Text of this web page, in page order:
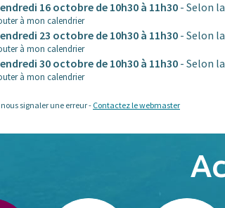
16 octobre de 10h30 à 11h30 - Selon
à mon calendrier
23 octobre de 10h30 à 11h30 - Selon
à mon calendrier
30 octobre de 10h30 à 11h30 - Selon
à mon calendrier
nous signaler une erreur - Contactez le webmaster